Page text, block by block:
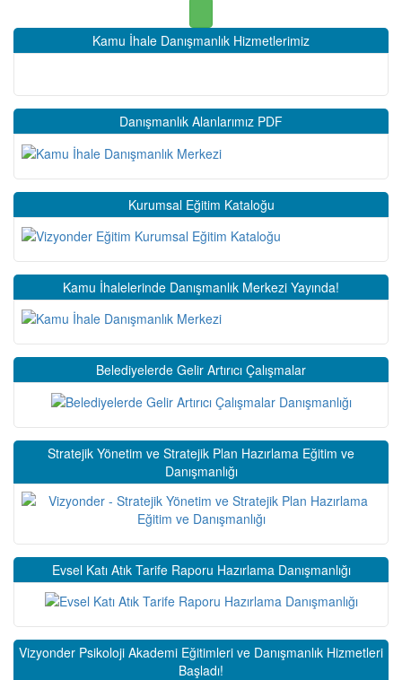
Kamu İhale Danışmanlık Hizmetlerimiz
Danışmanlık Alanlarımız PDF
Kurumsal Eğitim Kataloğu
Kamu İhalelerinde Danışmanlık Merkezi Yayında!
Belediyelerde Gelir Artırıcı Çalışmalar
Stratejik Yönetim ve Stratejik Plan Hazırlama Eğitim ve
Danışmanlığı
Evsel Katı Atık Tarife Raporu Hazırlama Danışmanlığı
Vizyonder Psikoloji Akademi Eğitimleri ve Danışmanlık Hizmetleri
Başladı!